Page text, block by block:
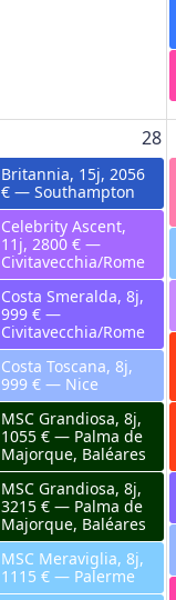
28
Britannia, 15j, 2056
€ — Southampton
Celebrity Ascent,
11j, 2800 € —
Civitavecchia/Rome
Costa Smeralda, 8j,
999 € —
Civitavecchia/Rome
Costa Toscana, 8j,
999 € — Nice
MSC Grandiosa, 8j,
1055 € — Palma de
Majorque, Baléares
MSC Grandiosa, 8j,
3215 € — Palma de
Majorque, Baléares
MSC Meraviglia, 8j,
1115 € — Palerme